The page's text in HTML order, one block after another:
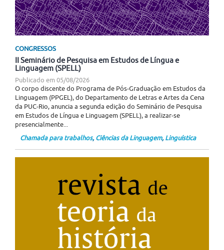
CONGRESSOS
II Seminário de Pesquisa em Estudos de Língua e
Linguagem (SPELL)
Publicado em 05/08/2026
O corpo discente do Programa de Pós-Graduação em Estudos da
Linguagem (PPGEL), do Departamento de Letras e Artes da Cena
da PUC-Rio, anuncia a segunda edição do Seminário de Pesquisa
em Estudos de Língua e Linguagem (SPELL), a realizar-se
presencialmente...
Chamada para trabalhos, Ciências da Linguagem, Linguística